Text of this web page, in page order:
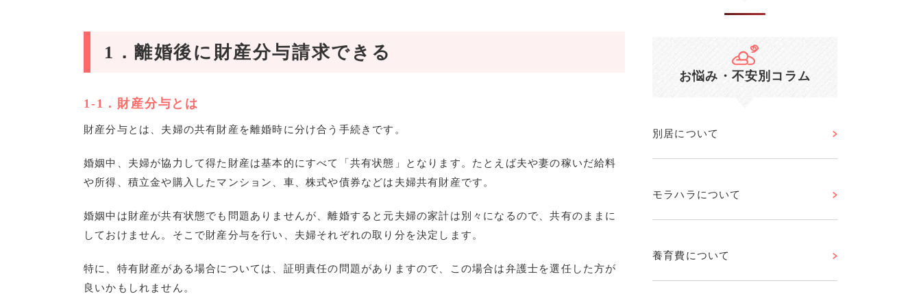
1 ．離婚後に財産分与請求できる
1-1 ．財産分与とは
財産分与とは、夫婦の共有財産を離婚時に分け合う手続きです。
婚姻中、夫婦が協力して得た財産は基本的にすべて「共有状態」となります。たとえば夫や妻の稼いだ給料
や所得、積立金や購入したマンション、車、株式や債券などは夫婦共有財産です。
婚姻中は財産が共有状態でも問題ありませんが、離婚すると元夫婦の家計は別々になるので、共有のままに
しておけません。そこで財産分与を行い、夫婦それぞれの取り分を決定します。
特に、特有財産がある場合については、証明責任の問題がありますので、この場合は弁護士を選任した方が
良いかもしれません。
お悩み・不安別コラム
別居について
モラハラについて
養育費について